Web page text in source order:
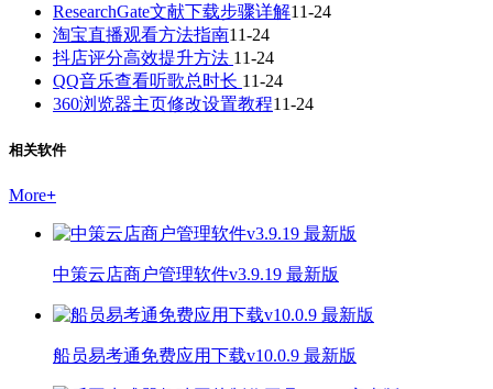
ResearchGate文献下载步骤详解11-24
淘宝直播观看方法指南11-24
抖店评分高效提升方法 11-24
QQ音乐查看听歌总时长 11-24
360浏览器主页修改设置教程11-24
相关软件
More+
中策云店商户管理软件v3.9.19 最新版
船员易考通免费应用下载v10.0.9 最新版